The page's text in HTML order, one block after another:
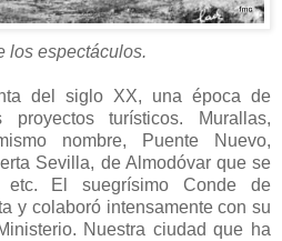
los espectáculos.
del siglo XX, una época de
proyectos turísticos. Murallas,
nombre, Puente Nuevo,
Sevilla, de Almodóvar que se
etc. El suegrísimo Conde de
y colaboró intensamente con su
Nuestra ciudad que ha